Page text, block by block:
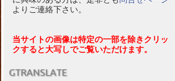
よりご連絡下さい。
当サイトの画像は特定の一部を除きクリッ
クすると大写しでご覧いただけます。
GTRANSLATE